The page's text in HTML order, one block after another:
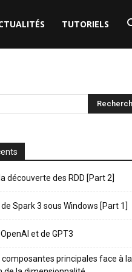
TUTORIELS
découverte des RDD [Part 2]
Spark 3 sous Windows [Part 1]
et de GPT3
principales face à la